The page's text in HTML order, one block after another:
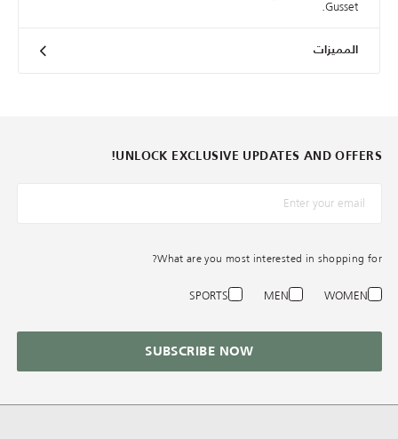
Gusset.
المميزات
UNLOCK EXCLUSIVE UPDATES AND OFFERS!
*البريد الإلكترونيّ
What are you most interested in shopping for?
WOMEN
MEN
SPORTS
SUBSCRIBE NOW